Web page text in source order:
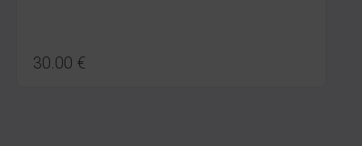
30.00 €